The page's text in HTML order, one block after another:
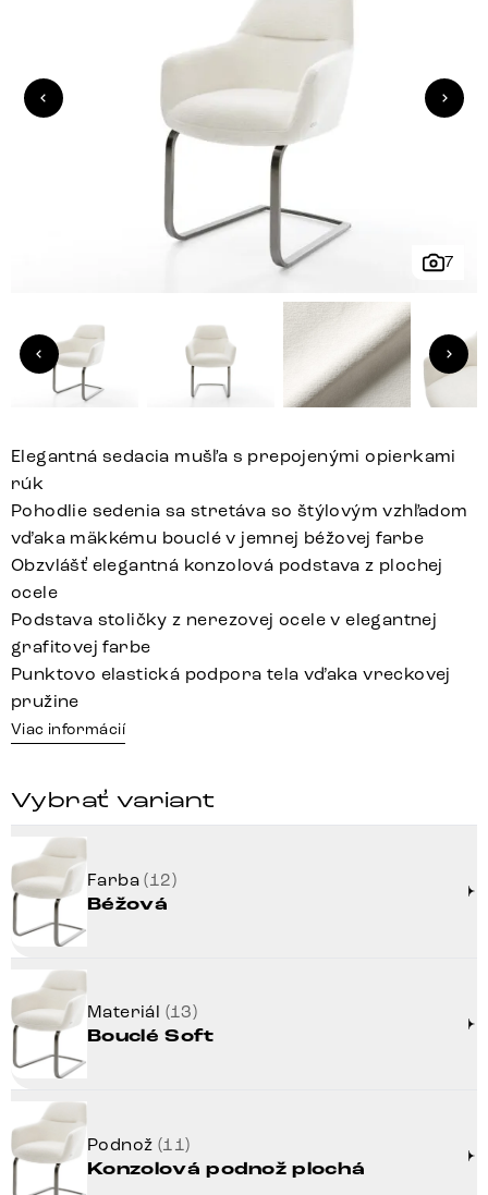
7
Elegantná sedacia mušľa s prepojenými opierkami
rúk
Pohodlie sedenia sa stretáva so štýlovým vzhľadom
vďaka mäkkému bouclé v jemnej béžovej farbe
Obzvlášť elegantná konzolová podstava z plochej
ocele
Podstava stoličky z nerezovej ocele v elegantnej
grafitovej farbe
Punktovo elastická podpora tela vďaka vreckovej
pružine
Viac informácií
Vybrať variant
Farba(12)
Béžová
Materiál (13)
Bouclé Soft
Podnož (11)
Konzolová podnož plochá